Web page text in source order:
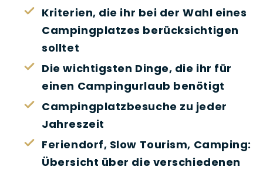
Kriterien, die ihr bei der Wahl eines
Campingplatzes berücksichtigen
solltet
Die wichtigsten Dinge, die ihr für
einen Campingurlaub benötigt
Campingplatzbesuche zu jeder
Jahreszeit
Feriendorf, Slow Tourism, Camping:
Übersicht über die verschiedenen